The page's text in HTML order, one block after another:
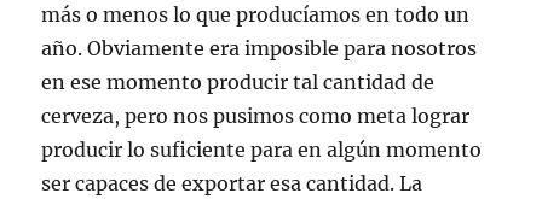
más o menos lo que producíamos en todo un
año. Obviamente era imposible para nosotros
en ese momento producir tal cantidad de
cerveza, pero nos pusimos como meta lograr
producir lo suficiente para en algún momento
ser capaces de exportar esa cantidad. La